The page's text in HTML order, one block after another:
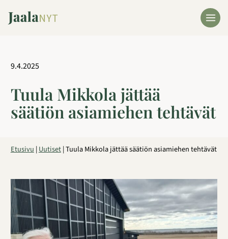
sisältöön
9.4.2025
Tuula Mikkola jättää
säätiön asiamiehen tehtävät
Etusivu|Uutiset|Tuula Mikkola jättää säätiön asiamiehen tehtävät